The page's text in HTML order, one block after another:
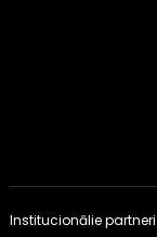
Institucionālie partneri